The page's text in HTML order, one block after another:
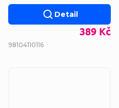
modré VH1327.NAVY
389 Kč
Detail
98104110116